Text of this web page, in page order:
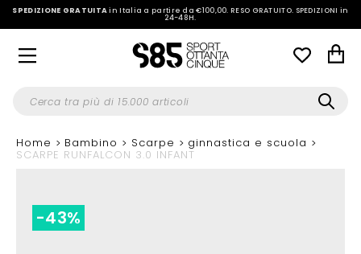
SPEDIZIONE GRATUITAin Italia a partire da €100,00.RESO GRATUITO. SPEDIZIONI in
24-48H.
Home Bambino Scarpe ginnastica e scuola
SCARPE RUNFALCON 3.0 INFANT
-43%